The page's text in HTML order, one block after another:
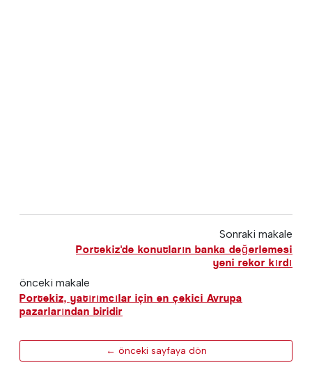
Sonraki makale
Portekiz'de konutların banka değerlemesi
yeni rekor kırdı
önceki makale
Portekiz, yatırımcılar için en çekici Avrupa
pazarlarından biridir
← önceki sayfaya dön